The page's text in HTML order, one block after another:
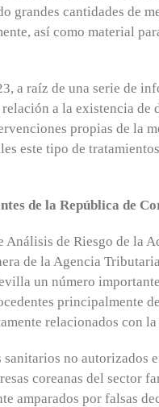
grandes cantidades de
así como material
a raíz de una serie de
a la existencia de
propias de la
este tipo de
de la República de
Análisis de Riesgo de la
de la Agencia
un número
principalmente
relacionados con
no autorizados
coreanas del sector
amparados por falsas